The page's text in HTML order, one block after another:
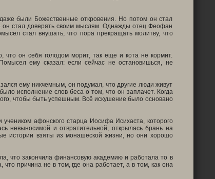
были Божественные откровения. Но потом он стал
он стал доверять своим мыслям. Однажды отец Феофан
стал внушать, что пора прекращать молитву, что
он себя голодом морит, так еще и кота не кормит.
ему сказал: если сейчас не остановишься, не
ему никчемным, он подумал, что другие люди живут
исполнение слов беса о том, что он заплачет. Когда
чтобы быть успешным. Всё искушение было основано
афонского старца Иосифа Исихаста, которого
невыносимой и отвратительной, открылась брань на
истории взяты из монашеской жизни, но они хорошо
что закончила финансовую академию и работала то в
причина не в том, где она работает, а в том, как она